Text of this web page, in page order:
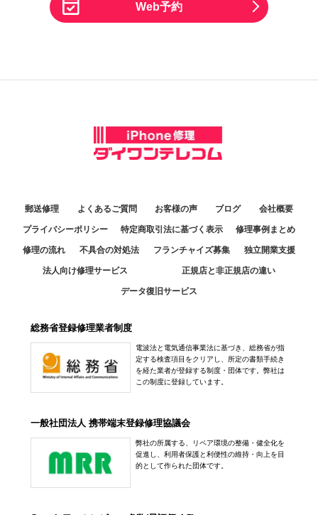
Web予約
郵送修理 よくあるご質問 お客様の声 ブログ 会社概要
プライバシーポリシー 特定商取引法に基づく表示 修理事例まとめ
修理の流れ 不具合の対処法 フランチャイズ募集 独立開業支援
法人向け修理サービス 正規店と非正規店の違い
データ復旧サービス
総務省登録修理業者制度
電波法と電気通信事業法に基づき、総務省が指
定する検査項目をクリアし、所定の書類手続き
を経た業者が登録する制度・団体です。弊社は
この制度に登録しています。
一般社団法人 携帯端末登録修理協議会
弊社の所属する、リペア環境の整備・健全化を
促進し、利用者保護と利便性の維持・向上を目
的として作られた団体です。